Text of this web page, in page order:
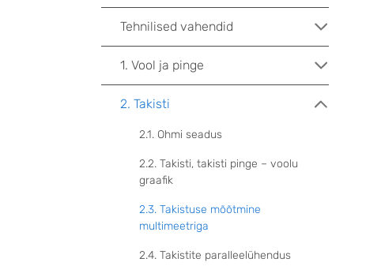
Tehnilised vahendid
1. Vool ja pinge
2. Takisti
2.1. Ohmi seadus
2.2. Takisti, takisti pinge – voolu
graafik
2.3. Takistuse mõõtmine
multimeetriga
2.4. Takistite paralleelühendus